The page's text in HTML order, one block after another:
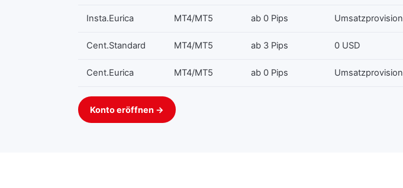
Insta.Eurica MT4/MT5 ab 0 Pips Umsatzprovision
Cent.Standard MT4/MT5 ab 3 Pips 0 USD
Cent.Eurica MT4/MT5 ab 0 Pips Umsatzprovision
Konto eröffnen →